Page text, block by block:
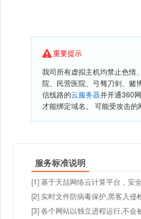
重要提示
我司所有虚拟主机均禁止色情
院、民营医院、弓驽刀剑、赌
信线路的云服务器并开通360
才能绑定域名。 可能受攻击
服务标准说明
[1] 基于天喆网络云计算平台，安
[2] 实时文件防病毒保护,黑客入侵
[3] 各个网站以独立进程运行,不